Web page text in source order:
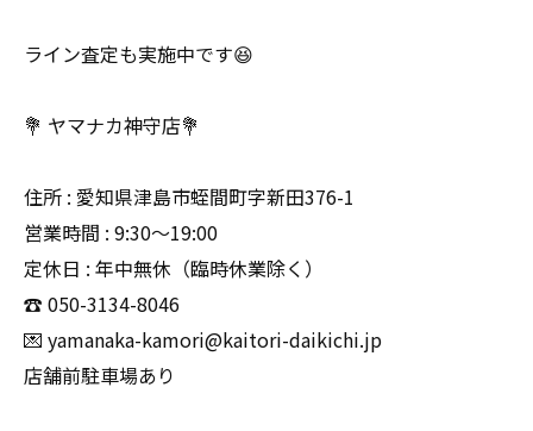
ライン査定も実施中です😆
💐 ヤマナカ神守店💐
住所 : 愛知県津島市蛭間町字新田376-1
営業時間 : 9:30〜19:00
定休日 : 年中無休（臨時休業除く）
☎️ 050-3134-8046
💌 yamanaka-kamori@kaitori-daikichi.jp
店舗前駐車場あり